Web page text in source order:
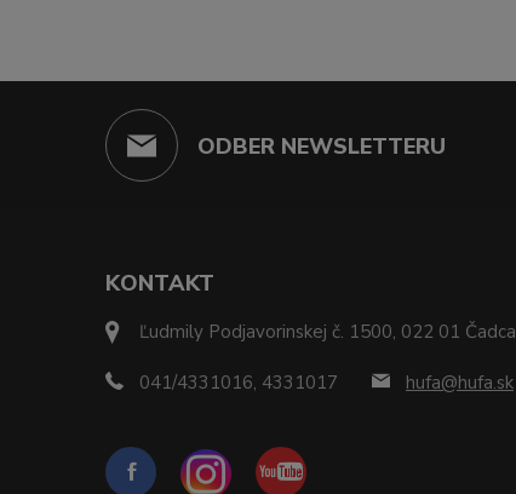
ODBER NEWSLETTERU
KONTAKT
Ľudmily Podjavorinskej č. 1500, 022 01 Čadca
041/4331016, 4331017 hufa@hufa.sk